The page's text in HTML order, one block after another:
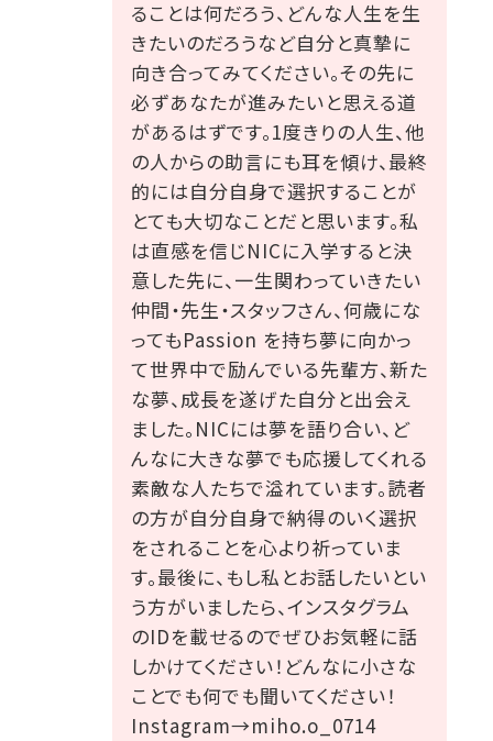
ることは何だろう、どんな人生を生
きたいのだろうなど自分と真摯に
向き合ってみてください。その先に
必ずあなたが進みたいと思える道
があるはずです。1度きりの人生、他
の人からの助言にも耳を傾け、最終
的には自分自身で選択することが
とても大切なことだと思います。私
は直感を信じNICに入学すると決
意した先に、一生関わっていきたい
仲間・先生・スタッフさん、何歳にな
ってもPassion を持ち夢に向かっ
て世界中で励んでいる先輩方、新た
な夢、成長を遂げた自分と出会え
ました。NICには夢を語り合い、ど
んなに大きな夢でも応援してくれる
素敵な人たちで溢れています。読者
の方が自分自身で納得のいく選択
をされることを心より祈っていま
す。最後に、もし私とお話したいとい
う方がいましたら、インスタグラム
のIDを載せるのでぜひお気軽に話
しかけてください！どんなに小さな
ことでも何でも聞いてください！
Instagram→miho.o_0714